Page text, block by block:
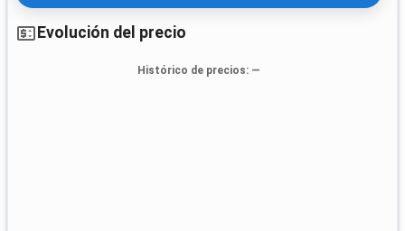
Evolución del precio
Histórico de precios: —